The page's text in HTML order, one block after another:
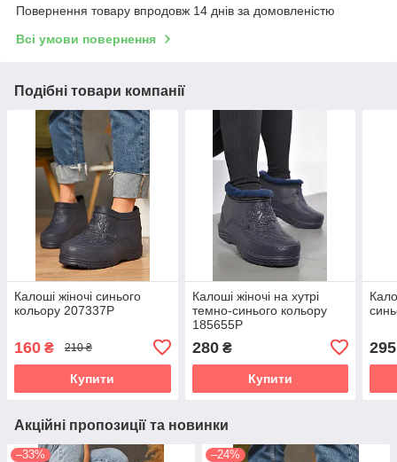
Повернення товару впродовж 14 днів за домовленістю
Всі умови повернення
Подібні товари компанії
Калоші жіночі синього
кольору 207337P
160 ₴ 210 ₴
Купити
Калоші жіночі на хутрі
темно-синього кольору
185655P
280₴
Купити
295
Акційні пропозиції та новинки
–33% –24%